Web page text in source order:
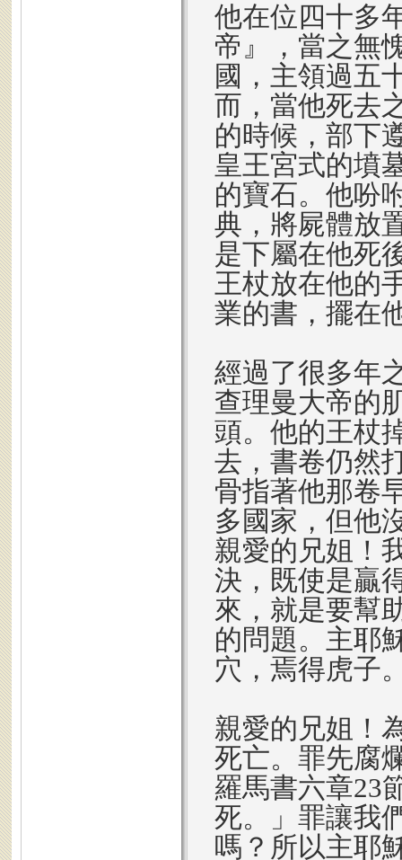
他在位四十多
帝』，當之無
國，主領過五
而，當他死去
的時候，部下
皇王宮式的墳
的寶石。他吩
典，將屍體放
是下屬在他死
王杖放在他的
業的書，擺在
經過了很多年
查理曼大帝的
頭。他的王杖
去，書卷仍然
骨指著他那卷
多國家，但他
親愛的兄姐！
決，既使是贏
來，就是要幫
的問題。主耶
穴，焉得虎子
親愛的兄姐！
死亡。罪先腐
羅馬書六章23
死。」罪讓我
嗎？所以主耶